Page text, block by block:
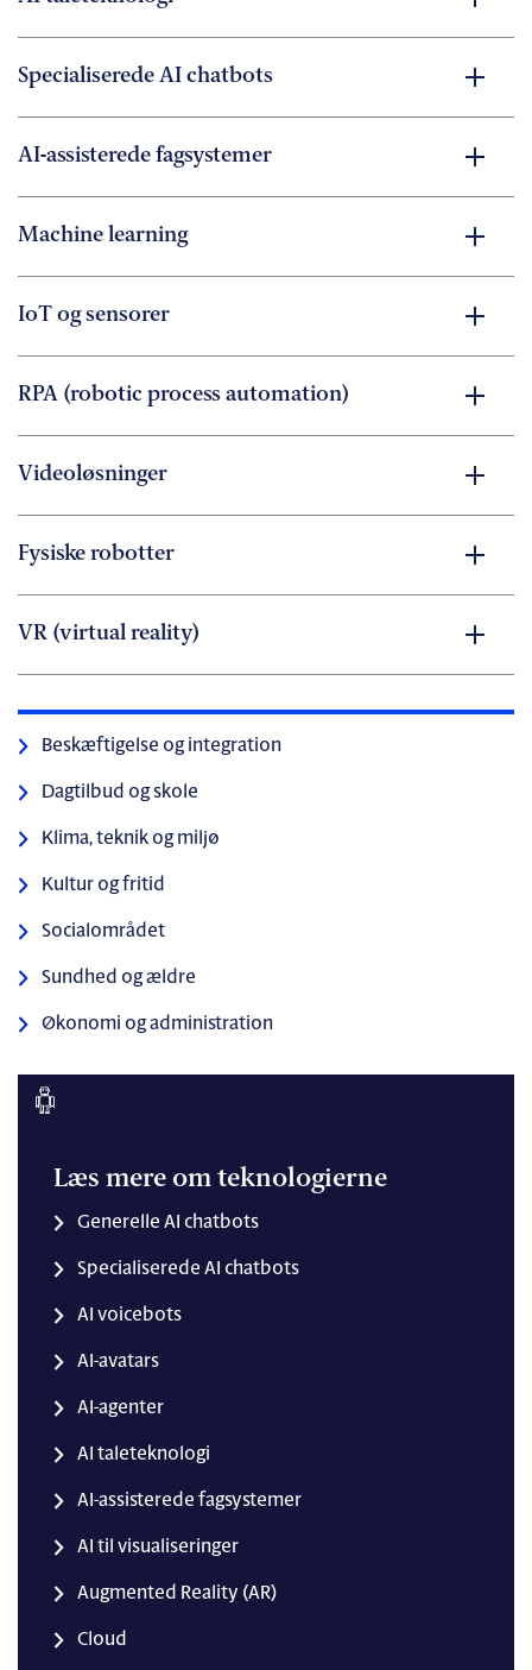
Specialiserede AI chatbots
AI-assisterede fagsystemer
Machine learning
IoT og sensorer
RPA (robotic process automation)
Videoløsninger
Fysiske robotter
VR (virtual reality)
Beskæftigelse og integration
Dagtilbud og skole
Klima, teknik og miljø
Kultur og fritid
Socialområdet
Sundhed og ældre
Økonomi og administration
Læs mere om teknologierne
Generelle AI chatbots
Specialiserede AI chatbots
AI voicebots
AI-avatars
AI-agenter
AI taleteknologi
AI-assisterede fagsystemer
AI til visualiseringer
Augmented Reality (AR)
Cloud